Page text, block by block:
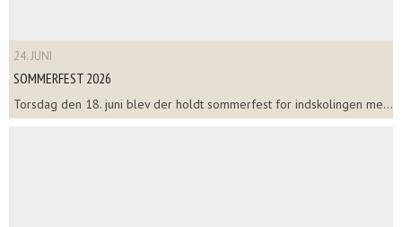
24. JUNI
SOMMERFEST 2026
Torsdag den 18. juni blev der holdt sommerfest for indskolingen me...